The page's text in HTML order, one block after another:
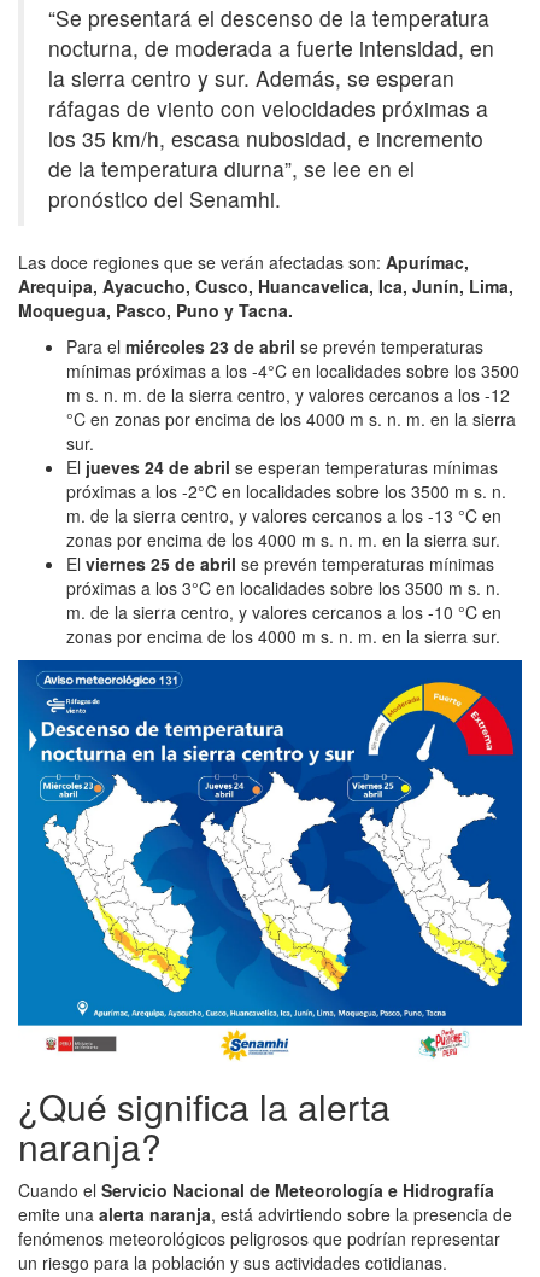
“Se presentará el descenso de la temperatura
nocturna, de moderada a fuerte intensidad, en
la sierra centro y sur. Además, se esperan
ráfagas de viento con velocidades próximas a
los 35 km/h, escasa nubosidad, e incremento
de la temperatura diurna”, se lee en el
pronóstico del Senamhi.
Las doce regiones que se verán afectadas son: Apurímac,
Arequipa, Ayacucho, Cusco, Huancavelica, Ica, Junín, Lima,
Moquegua, Pasco, Puno y Tacna.
Para el miércoles 23 de abril se prevén temperaturas
mínimas próximas a los -4°C en localidades sobre los 3500
m s. n. m. de la sierra centro, y valores cercanos a los -12
°C en zonas por encima de los 4000 m s. n. m. en la sierra
sur.
El jueves 24 de abril se esperan temperaturas mínimas
próximas a los -2°C en localidades sobre los 3500 m s. n.
m. de la sierra centro, y valores cercanos a los -13 °C en
zonas por encima de los 4000 m s. n. m. en la sierra sur.
El viernes 25 de abril se prevén temperaturas mínimas
próximas a los 3°C en localidades sobre los 3500 m s. n.
m. de la sierra centro, y valores cercanos a los -10 °C en
zonas por encima de los 4000 m s. n. m. en la sierra sur.
¿Qué significa la alerta
naranja?
Cuando el Servicio Nacional de Meteorología e Hidrografía
emite una alerta naranja, está advirtiendo sobre la presencia de
fenómenos meteorológicos peligrosos que podrían representar
un riesgo para la población y sus actividades cotidianas.